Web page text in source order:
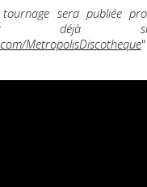
sera publiée
déjà
MetropolisDiscotheque"